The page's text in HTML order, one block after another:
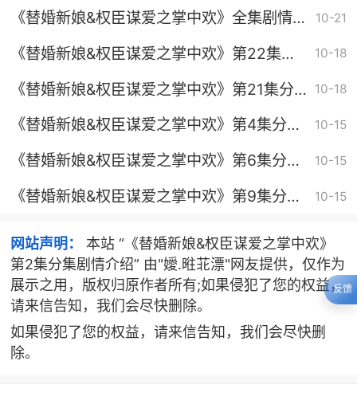
《替婚新娘&权臣谋爱之掌中欢》全集剧情分
10-21
《替婚新娘&权臣谋爱之掌中欢》第22集分
10-18
《替婚新娘&权臣谋爱之掌中欢》第21集分
10-18
《替婚新娘&权臣谋爱之掌中欢》第4集分集
10-15
《替婚新娘&权臣谋爱之掌中欢》第6集分集
10-15
《替婚新娘&权臣谋爱之掌中欢》第9集分集
10-15
网站声明：
本站 “《替婚新娘&权臣谋爱之掌中欢》
第2集分集剧情介绍” 由"嬡.暀苝漂"网友提供，仅作为
展示之用，版权归原作者所有;如果侵犯了您的权益，
请来信告知，我们会尽快删除。
如果侵犯了您的权益，请来信告知，我们会尽快删
除。
反馈